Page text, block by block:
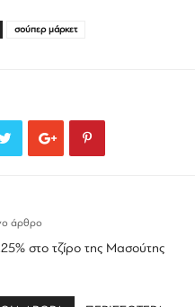
σούπερ μάρκετ
άρθρο
στο τζίρο της Μασούτης